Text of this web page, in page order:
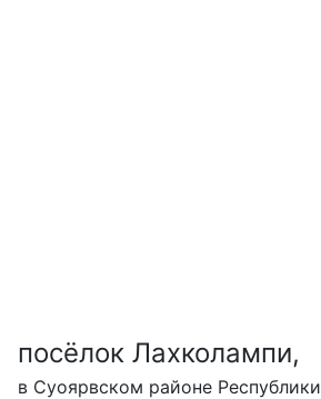
посёлок Лахколампи,
в Суоярвском районе Республики